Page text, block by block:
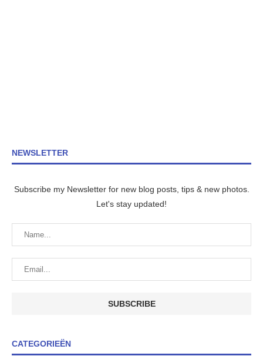
NEWSLETTER
Subscribe my Newsletter for new blog posts, tips & new photos.
Let's stay updated!
CATEGORIEËN